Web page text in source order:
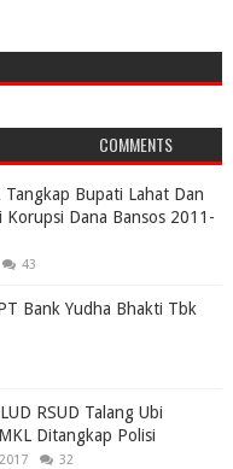
COMMENTS
Tangkap Bupati Lahat Dan
Dana Bansos 2011-
43
Bank Yudha Bhakti Tbk
RSUD Talang Ubi
Ditangkap Polisi
32